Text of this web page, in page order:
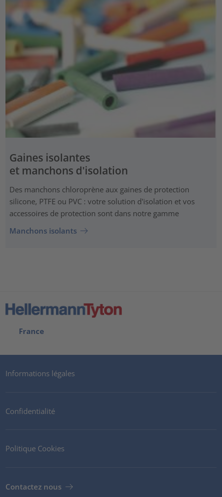
Gaines isolantes
et manchons d'isolation
Des manchons chloroprène aux gaines de protection
silicone, PTFE ou PVC : votre solution d'isolation et vos
accessoires de protection sont dans notre gamme
Manchons isolants
France
Informations légales
Confidentialité
Politique Cookies
Contactez nous